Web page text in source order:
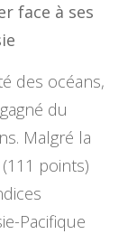
face à ses
des océans,
du
Malgré la
points)
Pacifique